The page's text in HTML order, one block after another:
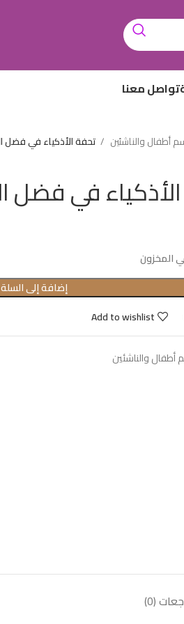
تواصل معنا
أطفال والناشئين تحفة الأذكياء في فضل
في فضل
إضافة إلى السلة
Add to wishlist
والناشئين
(0)